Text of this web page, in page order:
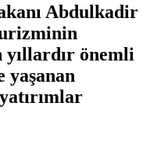
Abdulkadir
yıllardır önemli
yaşanan